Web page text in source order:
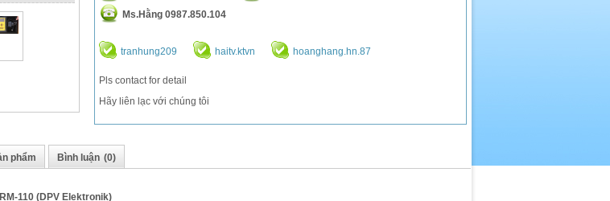
Ms.Hằng 0987.850.104
tranhung209 haitv.ktvn hoanghang.hn.87
Pls contact for detail
Hãy liên lạc với chúng tôi
phẩm Bình luận (0)
110 (DPV Elektronik)